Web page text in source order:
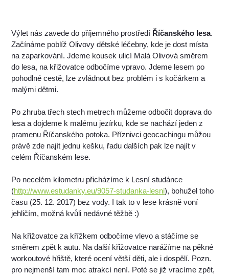
Výlet nás zavede do příjemného prostředí Říčanského lesa.
Začínáme poblíž Olivovy dětské léčebny, kde je dost místa
na zaparkování. Jdeme kousek ulicí Malá Olivová směrem
do lesa, na křižovatce odbočíme vpravo. Jdeme lesem po
pohodlné cestě, lze zvládnout bez problém i s kočárkem a
malými dětmi.
Po zhruba třech stech metrech můžeme odbočit doprava do
lesa a dojdeme k malému jezírku, kde se nachází jeden z
pramenu Říčanského potoka. Příznivci geocachingu můžou
právě zde najít jednu kešku, řadu dalších pak lze najít v
celém Říčanském lese.
Po necelém kilometru přicházíme k Lesní studánce
(http://www.estudanky.eu/9057-studanka-lesni), bohužel toho
času (25. 12. 2017) bez vody. I tak to v lese krásně voní
jehličím, možná kvůli nedávné těžbě :)
Na křižovatce za křížkem odbočíme vlevo a stáčíme se
směrem zpět k autu. Na další křižovatce narážíme na pěkné
workoutové hřiště, které ocení větší děti, ale i dospělí. Pozn.
pro nejmenší tam moc atrakcí není. Poté se již vracíme zpět,